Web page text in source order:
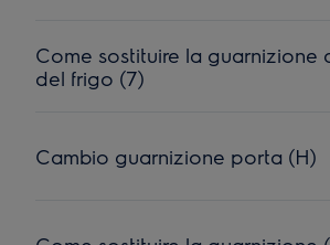
Come sostituire la guarnizione
del frigo (7)
Cambio guarnizione porta (H)